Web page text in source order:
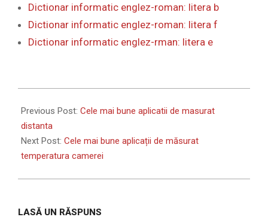
Dictionar informatic englez-roman: litera b
Dictionar informatic englez-roman: litera f
Dictionar informatic englez-rman: litera e
01-
26
Previous Post: Cele mai bune aplicatii de masurat
distanta
Next Post: Cele mai bune aplicații de măsurat
temperatura camerei
LASĂ UN RĂSPUNS